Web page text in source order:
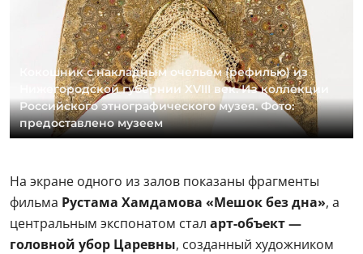
Кокошник с накладным очельем (рефилью) из
Нижегородской губернии XVIII век. Из коллекции
Российского этнографического музея. Фото:
предоставлено музеем
На экране одного из залов показаны фрагменты
фильма Рустама Хамдамова «Мешок без дна», а
центральным экспонатом стал арт-объект —
головной убор Царевны, созданный художником